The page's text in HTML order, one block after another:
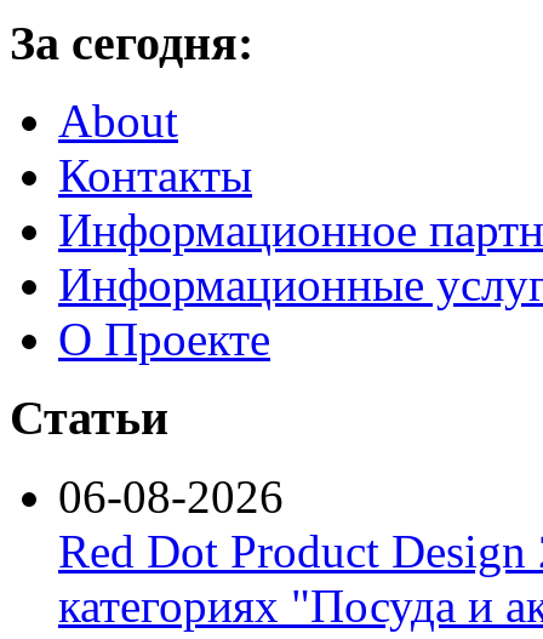
За сегодня:
About
Контакты
Информационное
Информационные
О Проекте
Статьи
06-08-2026
Red Dot Product Design
категориях "Посуда и